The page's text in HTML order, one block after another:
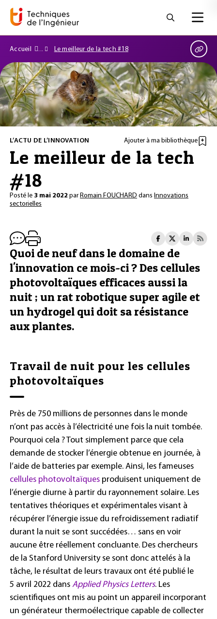
Accueil Le meilleur de la tech #18
L’ACTU DE L’INNOVATION Ajouter à ma bibliothèque
Le meilleur de la tech
#18
Posté le 3 mai 2022 parRomain FOUCHARD dans Innovations
sectorielles
Quoi de neuf dans le domaine de
l'innovation ce mois-ci ? Des cellules
photovoltaïques efficaces aussi la
nuit ; un rat robotique super agile et
un hydrogel qui doit sa résistance
aux plantes.
Travail de nuit pour les cellules
photovoltaïques
Près de 750 millions de personnes dans le monde
n’ont pas accès à l’électricité une fois la nuit tombée.
Pourquoi cela ? Tout simplement parce que cela
demande de stocker l’énergie obtenue en journée, à
l’aide de batteries par exemple. Ainsi, les fameuses
cellules photovoltaïques produisent uniquement de
l’énergie diurne à partir du rayonnement solaire. Les
tentatives théoriques et expérimentales visant à
récupérer l’énergie issue du refroidissement radiatif
durant la nuit se sont succédées… sans en voir
aucune être réellement concluante. Des chercheurs
de la Stanford University se sont donc attelés à la
tâche, le résultat de leurs travaux ont été publié le
5 avril 2022 dans Applied Physics Letters. Les
scientifiques ont mis au point un appareil incorporant
un générateur thermoélectrique capable de collecter